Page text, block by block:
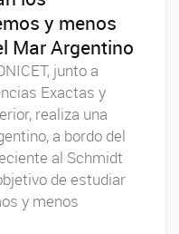
y menos
Mar Argentino
junto a
Exactas y
realiza una
a bordo del
al Schmidt
de estudiar
y menos